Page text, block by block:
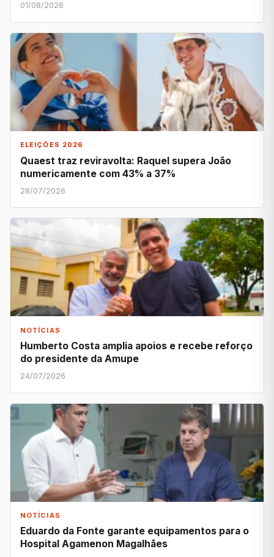
01/08/2026
ELEIÇÕES 2026
Quaest traz reviravolta: Raquel supera João
numericamente com 43% a 37%
28/07/2026
NOTÍCIAS
Humberto Costa amplia apoios e recebe reforço
do presidente da Amupe
24/07/2026
NOTÍCIAS
Eduardo da Fonte garante equipamentos para o
Hospital Agamenon Magalhães